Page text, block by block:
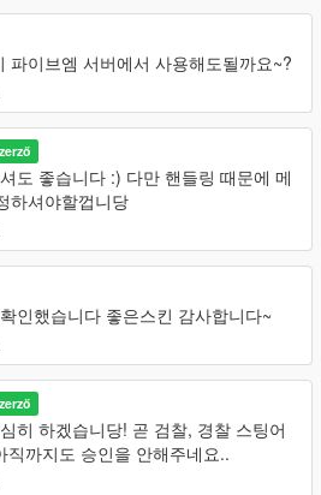
파이브엠 서버에서 사용해도될까요~?
도 좋습니다 :) 다만 핸들링 때문에 메
하셔야할껍니당
확인했습니다 좋은스킨 감사합니다~
히 하겠습니당! 곧 검찰, 경찰 스팅어
직까지도 승인을 안해주네요..